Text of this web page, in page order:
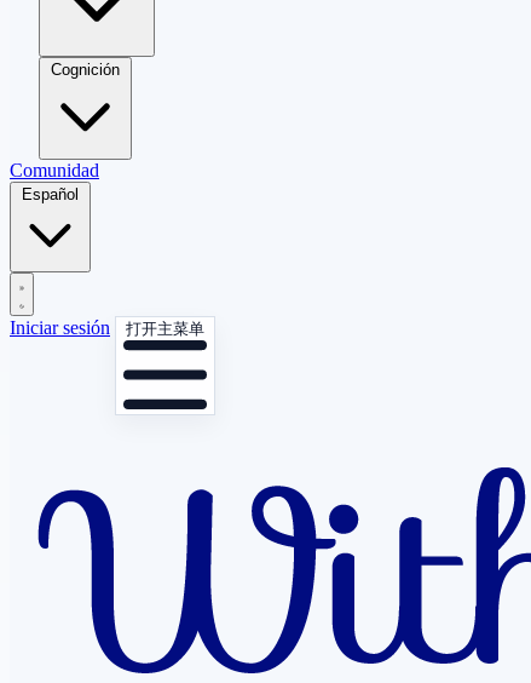
Cognición
Comunidad
Español
Iniciar sesión 打开主菜单